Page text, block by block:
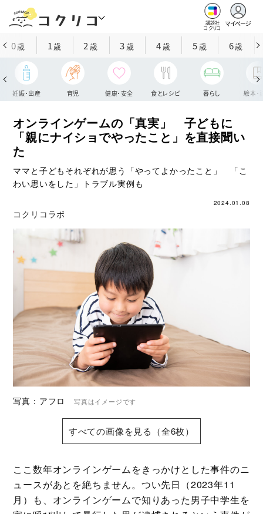
講談社
コクリコ
マイページ
0歳 1歳 2 歳 3歳 4歳 5歳 6歳
妊娠・出産 育児 健康・安全 食とレシピ 暮らし 絵本・
オンラインゲームの「真実」 子どもに
「親にナイショでやったこと」を直接聞い
た
ママと子どもそれぞれが思う「やってよかったこと」 「こ
わい思いをした」トラブル実例も
2024.01.08
コクリコラボ
写真：アフロ写真はイメージです
すべての画像を見る（全6枚）
ここ数年オンラインゲームをきっかけとした事件のニ
ュースがあとを絶ちません。つい先日（2023年11
月）も、オンラインゲームで知りあった男子中学生を